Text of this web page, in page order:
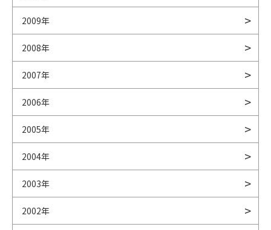
2009年
2008年
2007年
2006年
2005年
2004年
2003年
2002年